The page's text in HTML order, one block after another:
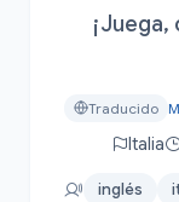
Traducido
Italia
inglés